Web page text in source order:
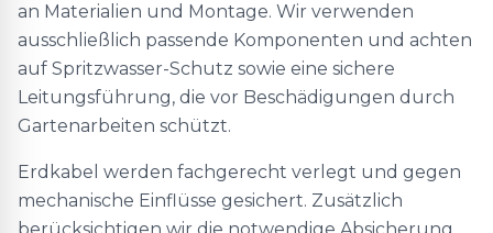
an Materialien und Montage. Wir verwenden
ausschließlich passende Komponenten und achten
auf Spritzwasser-Schutz sowie eine sichere
Leitungsführung, die vor Beschädigungen durch
Gartenarbeiten schützt.
Erdkabel werden fachgerecht verlegt und gegen
mechanische Einflüsse gesichert. Zusätzlich